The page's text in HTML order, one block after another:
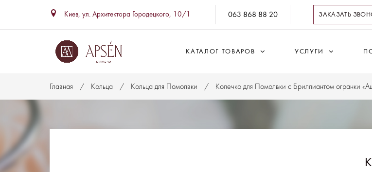
Киев, ул. Архитектора Городецкого, 10/1 063 868 88 20 ЗАКАЗАТЬ
КАТАЛОГ ТОВАРОВ УСЛУГИ
Главная Кольца Кольца для Помолвки Колечко для Помолвки с Бриллиантом огранки